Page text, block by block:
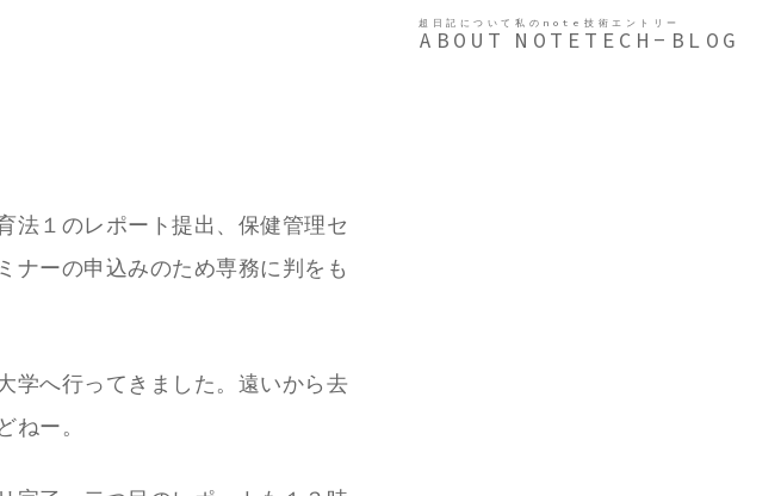
超日記について
ABOUT
私のnote
NOTE
技術エントリー
TECH-BLOG
法１のレポート提出、保健管理セ
ナーの申込みのため専務に判をも
学へ行ってきました。遠いから去
ねー。